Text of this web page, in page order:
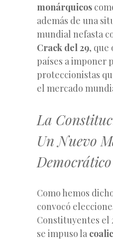
monárquicos
además de una
mundial nefasta
Crack del 29, que
países a imponer
proteccionistas
el mercado
La
Un Nuevo
Democrático
Como hemos
convocó
Constituyentes el
se impuso la